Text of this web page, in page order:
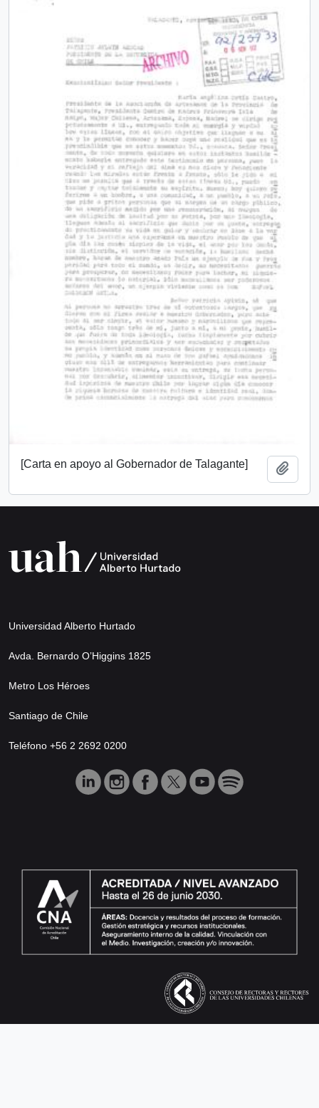
[Carta en apoyo al Gobernador de Talagante]
Universidad Alberto Hurtado
Avda. Bernardo O’Higgins 1825
Metro Los Héroes
Santiago de Chile
Teléfono +56 2 2692 0200